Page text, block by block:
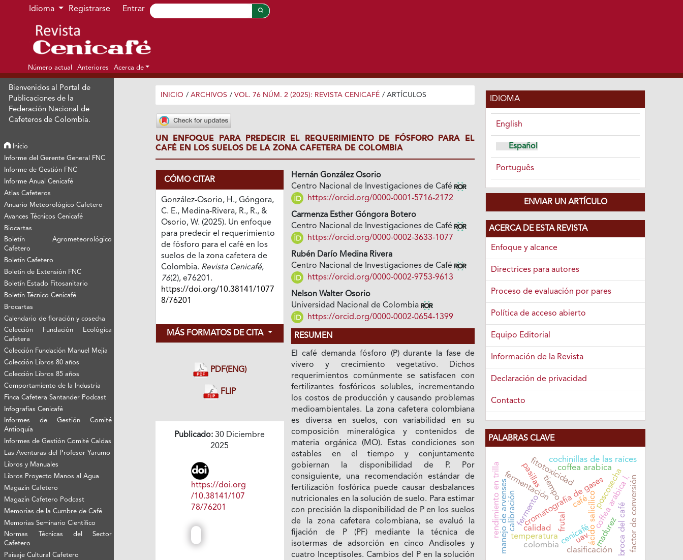
Ir al menú de navegación principal
Ir al contenido principal
Ir al pie de página del sitio
Idioma Registrarse Entrar
Número actual Anteriores Acerca de
Bienvenidos al Portal de
Publicaciones de la
Federación Nacional de
Cafeteros de Colombia.
Inicio
Informe del Gerente General FNC
Informe de Gestión FNC
Informe Anual Cenicafé
Atlas Cafeteros
Anuario Meteorológico Cafetero
Avances Técnicos Cenicafé
Biocartas
Boletín Agrometeorológico
Cafetero
Boletín Cafetero
Boletín de Extensión FNC
Boletín Estado Fitosanitario
Boletín Técnico Cenicafé
Brocartas
Calendario de floración y cosecha
Colección Fundación Ecológica
Cafetera
Colección Fundación Manuel Mejía
Colección Libros 80 años
Colección Libros 85 años
Comportamiento de la Industria
Finca Cafetera Santander Podcast
Infografías Cenicafé
Informes de Gestión Comité
Antioquía
Informes de Gestión Comité Caldas
Las Aventuras del Profesor Yarumo
Libros y Manuales
Libros Proyecto Manos al Agua
Magazín Cafetero
Magazín Cafetero Podcast
Memorias de la Cumbre de Café
Memorias Seminario Científico
Normas Técnicas del Sector
Cafetero
Paisaje Cultural Cafetero
INICIO / ARCHIVOS / VOL. 76 NÚM. 2 (2025): REVISTA CENICAFÉ / ARTÍCULOS
UN ENFOQUE PARA PREDECIR EL REQUERIMIENTO DE FÓSFORO PARA EL
CAFÉ EN LOS SUELOS DE LA ZONA CAFETERA DE COLOMBIA
CÓMO CITAR
González-Osorio, H., Góngora,
C. E., Medina-Rivera, R., R., &
Osorio, W. (2025). Un enfoque
para predecir el requerimiento
de fósforo para el café en los
suelos de la zona cafetera de
Colombia. Revista Cenicafé,
76(2), e76201.
https://doi.org/10.38141/1077
8/76201
MÁS FORMATOS DE CITA
PDF(ENG)
FLIP
Publicado: 30 Diciembre
2025
https://doi.org
/10.38141/107
78/76201
Hernán González Osorio
Centro Nacional de Investigaciones de Café
https://orcid.org/0000-0001-5716-2172
Carmenza Esther Góngora Botero
Centro Nacional de Investigaciones de Café
https://orcid.org/0000-0002-3633-1077
Rubén Darío Medina Rivera
Centro Nacional de Investigaciones de Café
https://orcid.org/0000-0002-9753-9613
Nelson Walter Osorio
Universidad Nacional de Colombia
https://orcid.org/0000-0002-0654-1399
RESUMEN
El café demanda fósforo (P) durante la fase de
vivero y crecimiento vegetativo. Dichos
requerimientos comúnmente se satisfacen con
fertilizantes fosfóricos solubles, incrementando
los costos de producción y causando problemas
medioambientales. La zona cafetera colombiana
es diversa en suelos, con variabilidad en su
composición mineralógica y contenidos de
materia orgánica (MO). Estas condiciones son
estables en el tiempo y conjuntamente
gobiernan la disponibilidad de P. Por
consiguiente, una recomendación estándar de
fertilización fosfórica puede causar desbalances
nutricionales en la solución de suelo. Para estimar
con precisión la disponibilidad de P en los suelos
de la zona cafetera colombiana, se evaluó la
fijación de P (PF) mediante la técnica de
isotermas de adsorción en cinco Andisoles y
cuatro Inceptisoles. Cambios del P en la solución
IDIOMA
English
Español
Português
ENVIAR UN ARTÍCULO
ACERCA DE ESTA REVISTA
Enfoque y alcance
Directrices para autores
Proceso de evaluación por pares
Política de acceso abierto
Equipo Editorial
Información de la Revista
Declaración de privacidad
Contacto
PALABRAS CLAVE
ácido salicílico
café
cenicafé
cromatografía de gases
frutal madurez
calidad
fermentación
fermento
tiempo
temperatura
coffea arabica l.
manejo de arvenses
fitotoxicidad
colombia
coffea arabica
cochinillas de las raíces
clasificación
pasillas
calibración factor de conversión
poscosecha
rendimiento en trilla broca del café
uav